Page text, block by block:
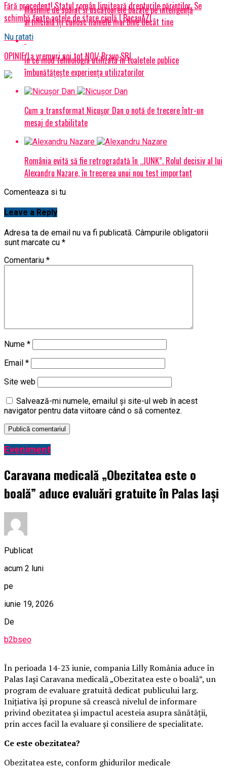
Fără precedent! Statul român limitează drepturile părinților. Se
schimbă toate actele de stare civilă | BacauAZI
Nu ratati
OPINIE/La vremuri noi tot NOI/ Bravo SRI
Mașinile de spălat și uscătoarele bazate pe inteligență
artificială îți cunosc hainele mai bine decât tine
În ce mod tehnologia utilizată în toaletele publice
îmbunătățește experiența utilizatorilor
Cum a transformat Nicușor Dan o notă de trecere într-un
mesaj de stabilitate
România evită să fie retrogradată în „JUNK”. Rolul decisiv al lui
Alexandru Nazare, în trecerea unui nou test important
Comenteaza si tu
Leave a Reply
Adresa ta de email nu va fi publicată. Câmpurile obligatorii
sunt marcate cu *
Comentariu *
Nume *
Email *
Site web
Salvează-mi numele, emailul și site-ul web în acest
navigator pentru data viitoare când o să comentez.
Eveniment
Caravana medicală „Obezitatea este o
boală” aduce evaluări gratuite în Palas Iași
Publicat
acum 2 luni
pe
iunie 19, 2026
De
b2bseo
În perioada 14-23 iunie, compania Lilly România aduce în
Palas Iași Caravana medicală „Obezitatea este o boală”, un
program de evaluare gratuită dedicat publicului larg.
Inițiativa își propune să crească nivelul de informare
privind obezitatea și impactul acesteia asupra sănătății,
prin acces facil la evaluare și consiliere de specialitate.
Ce este obezitatea?
Obezitatea este, conform ghidurilor medicale